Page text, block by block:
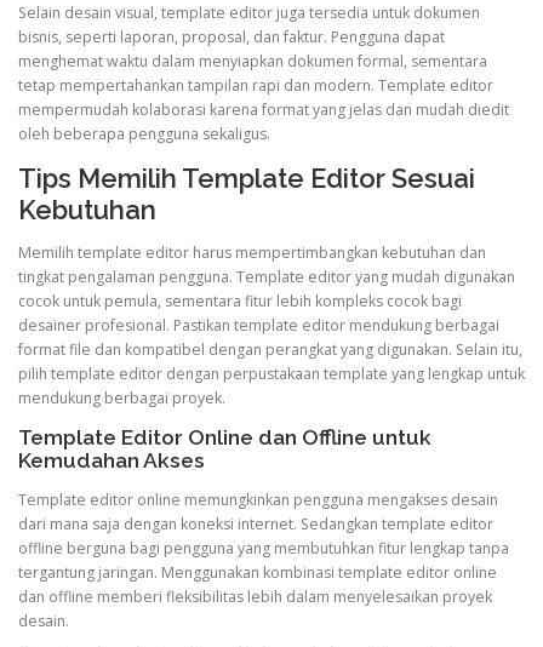
Selain desain visual, template editor juga tersedia untuk dokumen
bisnis, seperti laporan, proposal, dan faktur. Pengguna dapat
menghemat waktu dalam menyiapkan dokumen formal, sementara
tetap mempertahankan tampilan rapi dan modern. Template editor
mempermudah kolaborasi karena format yang jelas dan mudah diedit
oleh beberapa pengguna sekaligus.
Tips Memilih Template Editor Sesuai
Kebutuhan
Memilih template editor harus mempertimbangkan kebutuhan dan
tingkat pengalaman pengguna. Template editor yang mudah digunakan
cocok untuk pemula, sementara fitur lebih kompleks cocok bagi
desainer profesional. Pastikan template editor mendukung berbagai
format file dan kompatibel dengan perangkat yang digunakan. Selain itu,
pilih template editor dengan perpustakaan template yang lengkap untuk
mendukung berbagai proyek.
Template Editor Online dan Offline untuk
Kemudahan Akses
Template editor online memungkinkan pengguna mengakses desain
dari mana saja dengan koneksi internet. Sedangkan template editor
offline berguna bagi pengguna yang membutuhkan fitur lengkap tanpa
tergantung jaringan. Menggunakan kombinasi template editor online
dan offline memberi fleksibilitas lebih dalam menyelesaikan proyek
desain.